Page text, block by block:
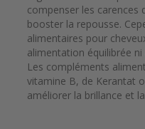
compenser les carences
booster la repousse.
alimentaires pour
alimentation équilibrée
Les compléments
vitamine B, de Kerantat
améliorer la brillance et